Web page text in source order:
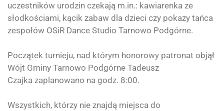
uczestników urodzin czekają m.in.: kawiarenka ze
słodkościami, kącik zabaw dla dzieci czy pokazy tańca
zespołów OSiR Dance Studio Tarnowo Podgórne.
Początek turnieju, nad którym honorowy patronat objął
Wójt Gminy Tarnowo Podgórne Tadeusz
Czajka zaplanowano na godz. 8:00.
Wszystkich, którzy nie znajdą miejsca do